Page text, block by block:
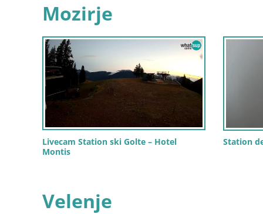
Mozirje
Livecam Station ski Golte – Hotel
Montis
Station
Velenje